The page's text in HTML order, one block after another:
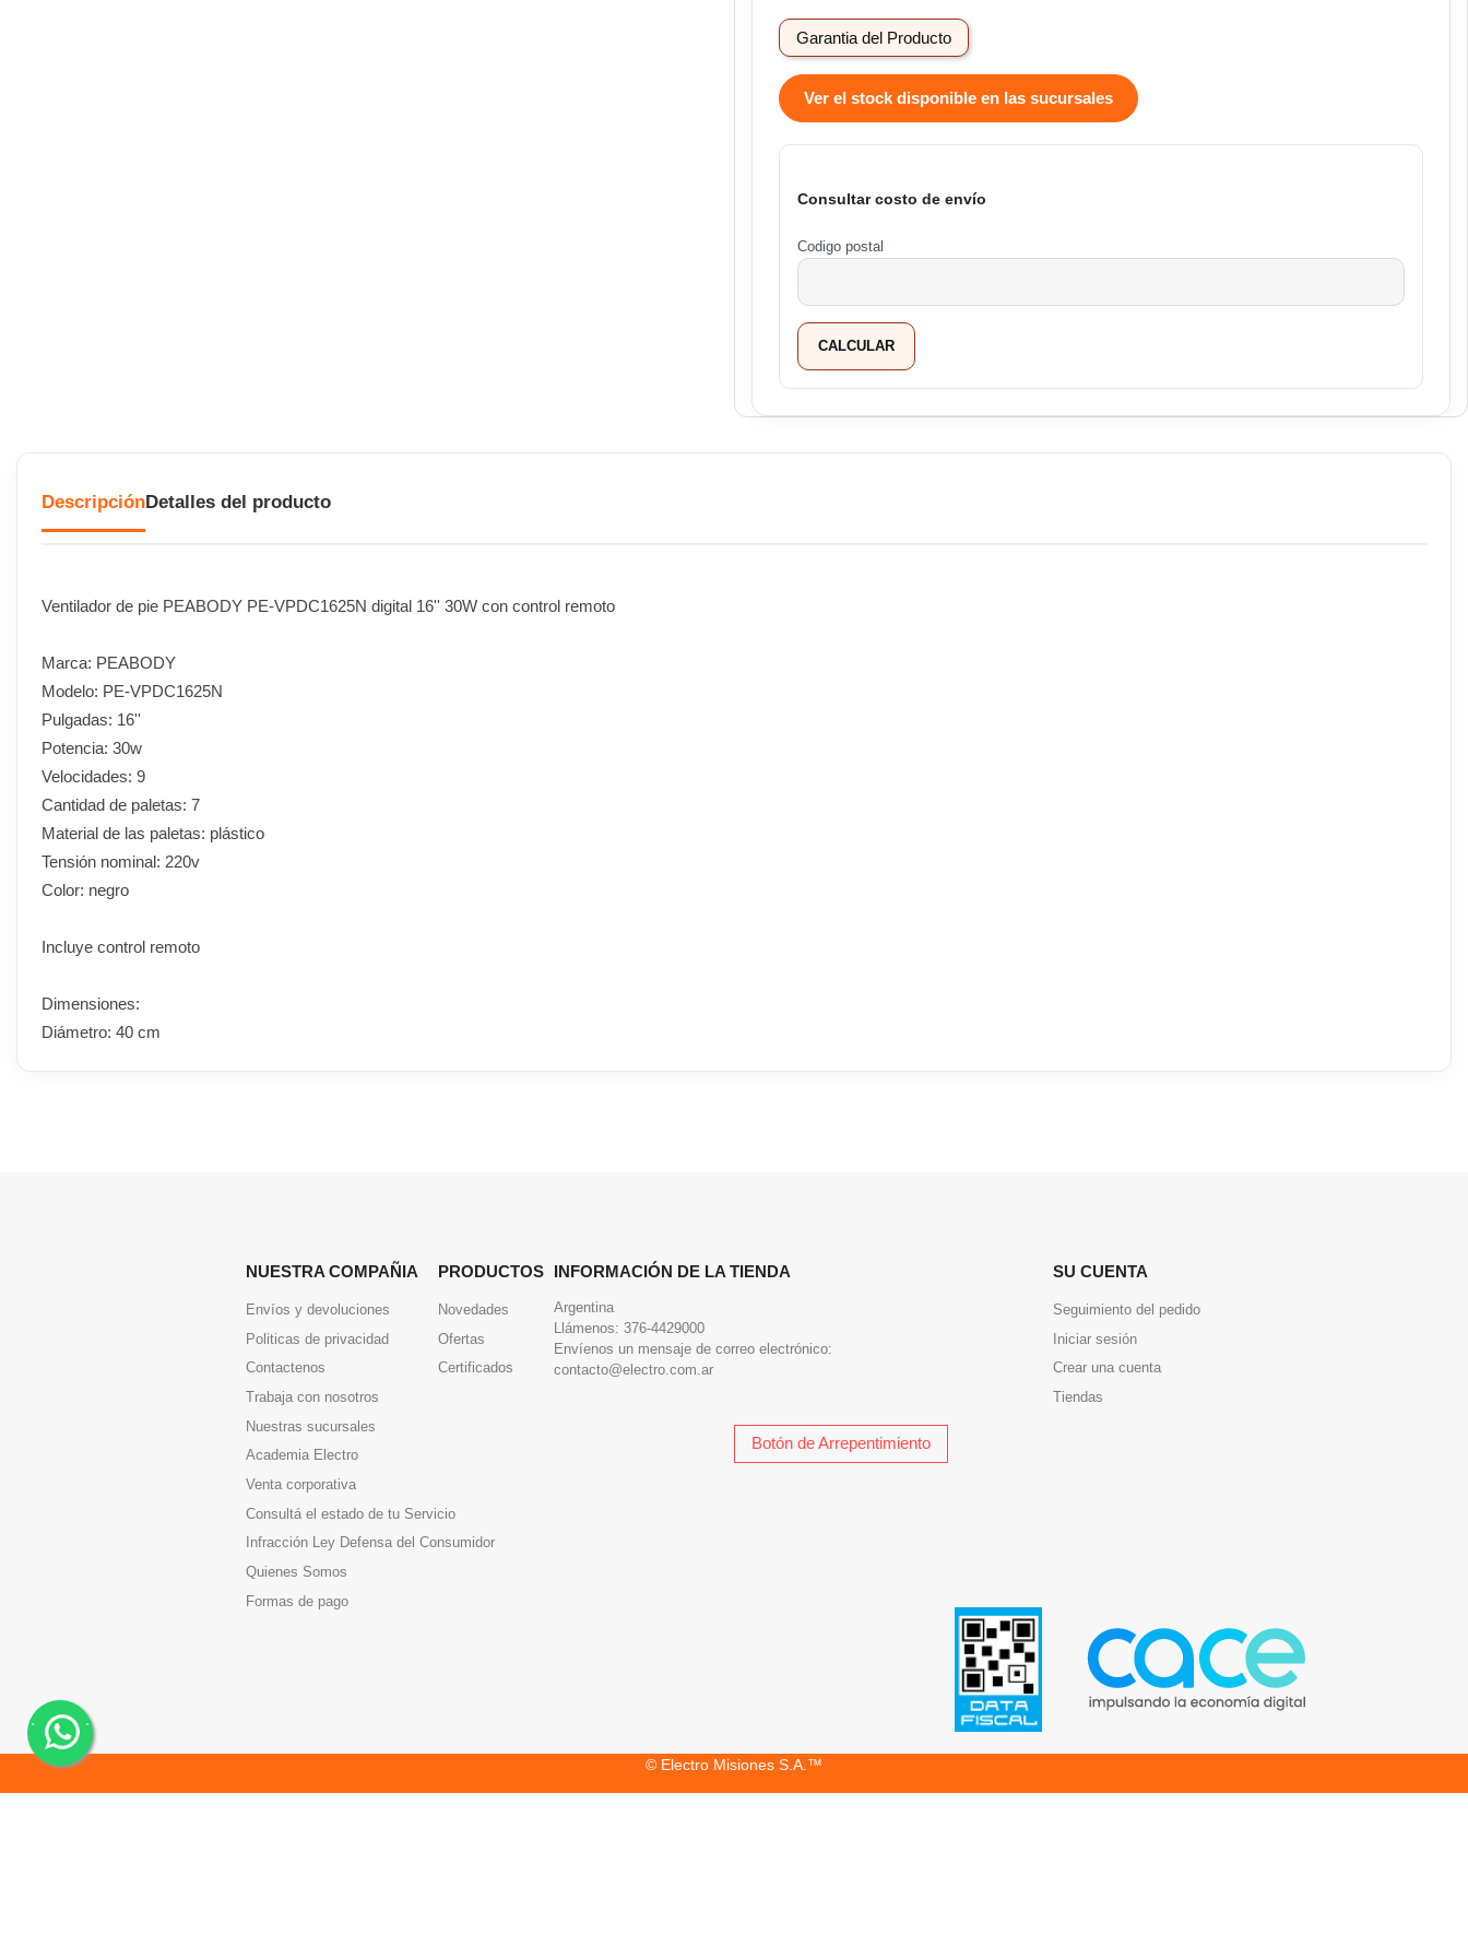
Garantia del Producto
Ver el stock disponible en las sucursales
Consultar costo de envío
Codigo postal
CALCULAR
DescripciónDetalles del producto
Ventilador de pie PEABODY PE-VPDC1625N digital 16'' 30W con control remoto
Marca: PEABODY
Modelo: PE-VPDC1625N
Pulgadas: 16''
Potencia: 30w
Velocidades: 9
Cantidad de paletas: 7
Material de las paletas: plástico
Tensión nominal: 220v
Color: negro
Incluye control remoto
Dimensiones:
Diámetro: 40 cm
NUESTRA COMPAÑIA
Envíos y devoluciones
Politicas de privacidad
Contactenos
Trabaja con nosotros
Nuestras sucursales
Academia Electro
Venta corporativa
Consultá el estado de tu Servicio
Infracción Ley Defensa del Consumidor
Quienes Somos
Formas de pago
PRODUCTOS
Novedades
Ofertas
Certificados
INFORMACIÓN DE LA TIENDA
Argentina
Llámenos: 376-4429000
Envíenos un mensaje de correo electrónico:
contacto@electro.com.ar
SU CUENTA
Seguimiento del pedido
Iniciar sesión
Crear una cuenta
Tiendas
Botón de Arrepentimiento
© Electro Misiones S.A.™
. .